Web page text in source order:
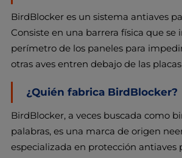
BirdBlocker es un sistema antiaves
Consiste en una barrera física que se
perímetro de los paneles para
otras aves entren debajo de las
¿Quién fabrica BirdBlocker?
BirdBlocker, a veces buscada como
palabras, es una marca de origen
especializada en protección antiaves